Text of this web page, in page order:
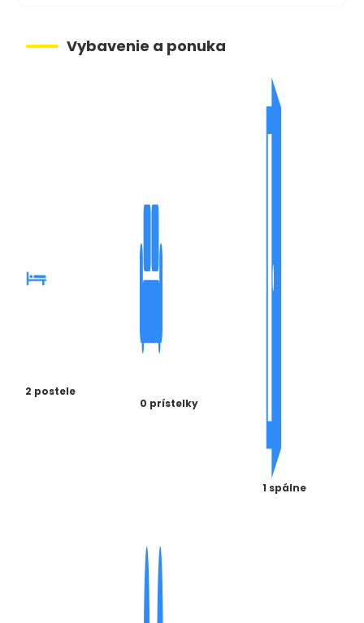
Vybavenie a ponuka
2 postele
0 prístelky
1 spálne